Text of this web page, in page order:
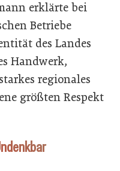
erklärte bei
Betriebe
des Landes
Handwerk,
regionales
größten Respekt